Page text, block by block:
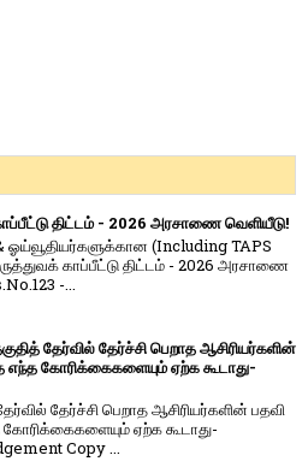
திட்டம் - 2026 அரசாணை வெளியீடு!
ஓய்வூதியர்களுக்கான (Including TAPS
காப்பீட்டு திட்டம் - 2026 அரசாணை
-...
தேர்வில் தேர்ச்சி பெறாத ஆசிரியர்களின்
எந்த கோரிக்கைகளையும் ஏற்க கூடாது-
தேர்ச்சி பெறாத ஆசிரியர்களின் பதவி
கோரிக்கைகளையும் ஏற்க கூடாது-
Copy ...